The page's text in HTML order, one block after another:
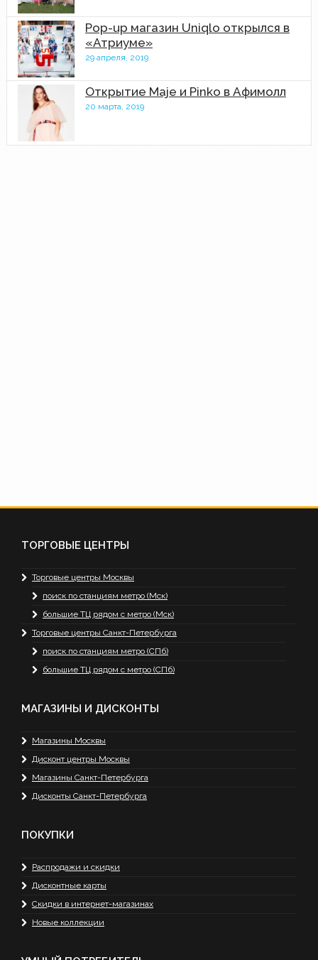
Pop-up магазин Uniqlo открылся в
«Атриуме»
29 апреля, 2019
Открытие Maje и Pinko в Афимолл
20 марта, 2019
ТОРГОВЫЕ ЦЕНТРЫ
Торговые центры Москвы
поиск по станциям метро (Мск)
большие ТЦ рядом с метро (Мск)
Торговые центры Санкт-Петербурга
поиск по станциям метро (СПб)
большие ТЦ рядом с метро (СПб)
МАГАЗИНЫ И ДИСКОНТЫ
Магазины Москвы
Дисконт центры Москвы
Магазины Санкт-Петербурга
Дисконты Санкт-Петербурга
ПОКУПКИ
Распродажи и скидки
Дисконтные карты
Скидки в интернет-магазинах
Новые коллекции